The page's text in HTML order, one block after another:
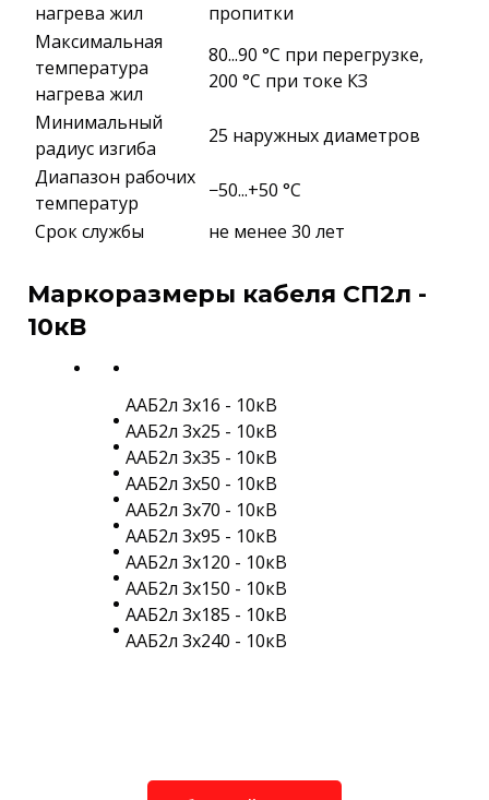
нагрева жил
пропитки
Максимальная
температура
нагрева жил
80...90 °C при перегрузке,
200 °C при токе КЗ
Минимальный
радиус изгиба
25 наружных диаметров
Диапазон рабочих
температур
−50...+50 °C
Срок службы
не менее 30 лет
Маркоразмеры кабеля СП2л -
10кВ
ААБ2л 3х16 - 10кВ
ААБ2л 3х25 - 10кВ
ААБ2л 3х35 - 10кВ
ААБ2л 3х50 - 10кВ
ААБ2л 3х70 - 10кВ
ААБ2л 3х95 - 10кВ
ААБ2л 3х120 - 10кВ
ААБ2л 3х150 - 10кВ
ААБ2л 3х185 - 10кВ
ААБ2л 3х240 - 10кВ